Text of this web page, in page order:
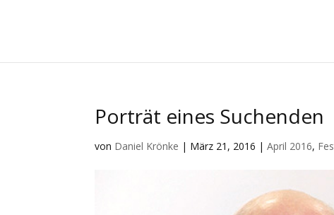
Porträt eines Suchenden
von Daniel Krönke | März 21, 2016 |April 2016,